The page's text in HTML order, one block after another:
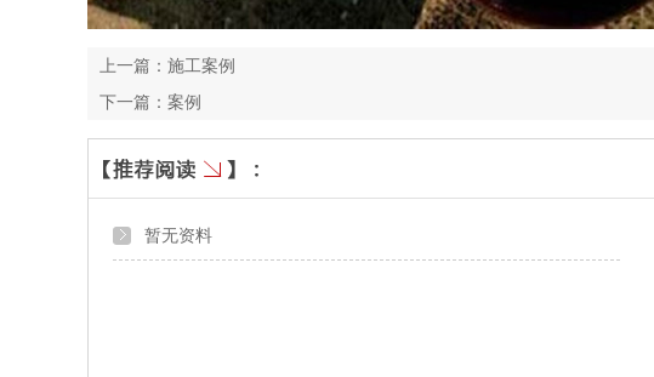
上一篇： 施工案例
下一篇： 案例
暂无资料